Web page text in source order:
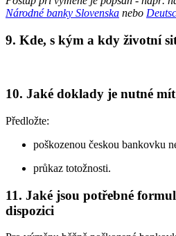
Národné banky Slovenska nebo
9. Kde, s kým a kdy životní
10. Jaké doklady je nutné mít
Předložte:
poškozenou českou bankovku
průkaz totožnosti.
11. Jaké jsou potřebné
dispozici